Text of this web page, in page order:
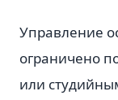
Управление
ограничено
или